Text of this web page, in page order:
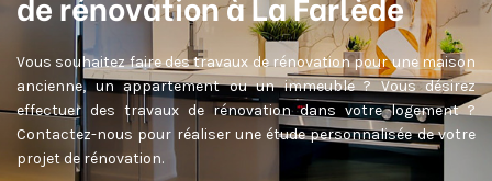
Vous souhaitez faire des travaux de rénovation pour une maison
ancienne, un appartement ou un immeuble ? Vous désirez
effectuer des travaux de rénovation dans votre logement ?
Contactez-nous pour réaliser une étude personnalisée de votre
projet de rénovation.